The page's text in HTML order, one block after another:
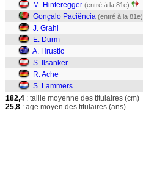
M. Hinteregger (entré à la 81e)
Gonçalo Paciência (entré à la 81e)
J. Grahl
E. Durm
A. Hrustic
S. Ilsanker
R. Ache
S. Lammers
182,4 : taille moyenne des titulaires (cm)
25,8 : age moyen des titulaires (ans)